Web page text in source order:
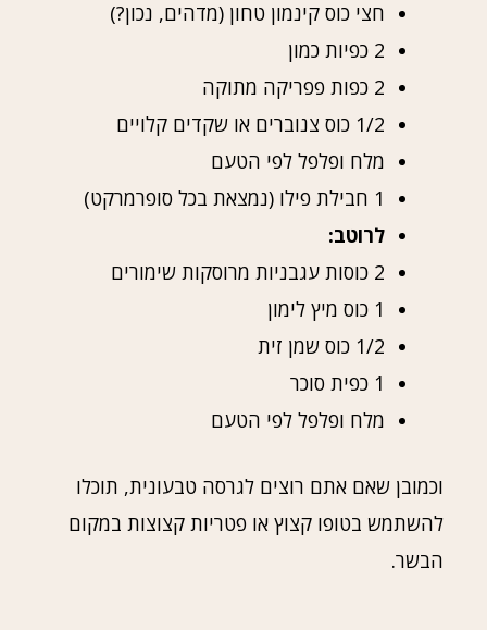
חצי כוס קינמון טחון (מדהים, נכון?)
2 כפיות כמון
2 כפות פפריקה מתוקה
1/2 כוס צנוברים או שקדים קלויים
מלח ופלפל לפי הטעם
1 חבילת פילו (נמצאת בכל סופרמרקט)
לרוטב:
2 כוסות עגבניות מרוסקות שימורים
1 כוס מיץ לימון
1/2 כוס שמן זית
1 כפית סוכר
מלח ופלפל לפי הטעם
וכמובן שאם אתם רוצים לגרסה טבעונית, תוכלו
להשתמש בטופו קצוץ או פטריות קצוצות במקום
הבשר.